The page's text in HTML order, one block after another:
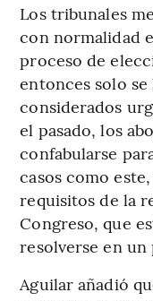
Los tribunales
con normalidad
proceso de
entonces solo
considerados
el pasado, los
confabularse
casos como
requisitos de la
Congreso, que
resolverse en un
Aguilar añadió